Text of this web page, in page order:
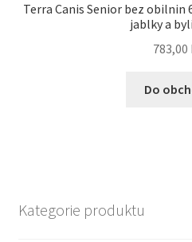
Terra Canis Senior bez obilnin
jablky a
783,00
Do
Kategorie produktu